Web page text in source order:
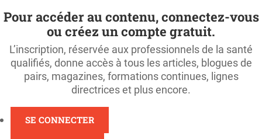
Pour accéder au contenu, connectez-vous
ou créez un compte gratuit.
L’inscription, réservée aux professionnels de la santé
qualifiés, donne accès à tous les articles, blogues de
pairs, magazines, formations continues, lignes
directrices et plus encore.
SE CONNECTER